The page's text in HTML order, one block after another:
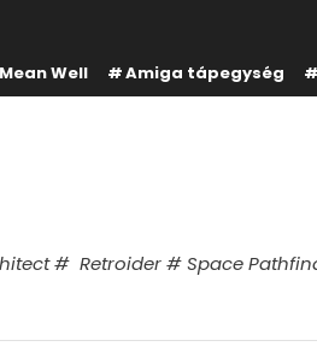
Mean Well Amiga tápegység
# Retroider # Space